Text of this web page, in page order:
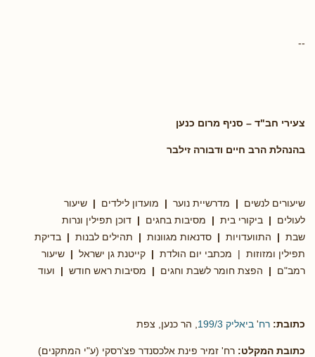
--
צעירי חב"ד – סניף מרום כנען
בהנהלת הרב חיים ודבורה זילבר
שיעורים לנשים | מדרשיית נוער | מועדון לילדים | שיעור
לעולים | ביקורי בית | מסיבות בחגים | דוכן תפילין ונרות
שבת | התוועדויות | סדנאות מגוונות | תהילים לבנות | בדיקת
תפילין ומזוזות | מכתבי יום הולדת | קייטנת גן ישראל | שיעור
רמב"ם | הפצת חומר לשבת וחגים | מסיבות ראש חודש | ועוד
כתובת: רח' ביאליק 199/3 , הר כנען, צפת
כתובת המקלט: רח' זמיר פינת אלכסנדר פצ'רסקי (ע"י המתקנים)